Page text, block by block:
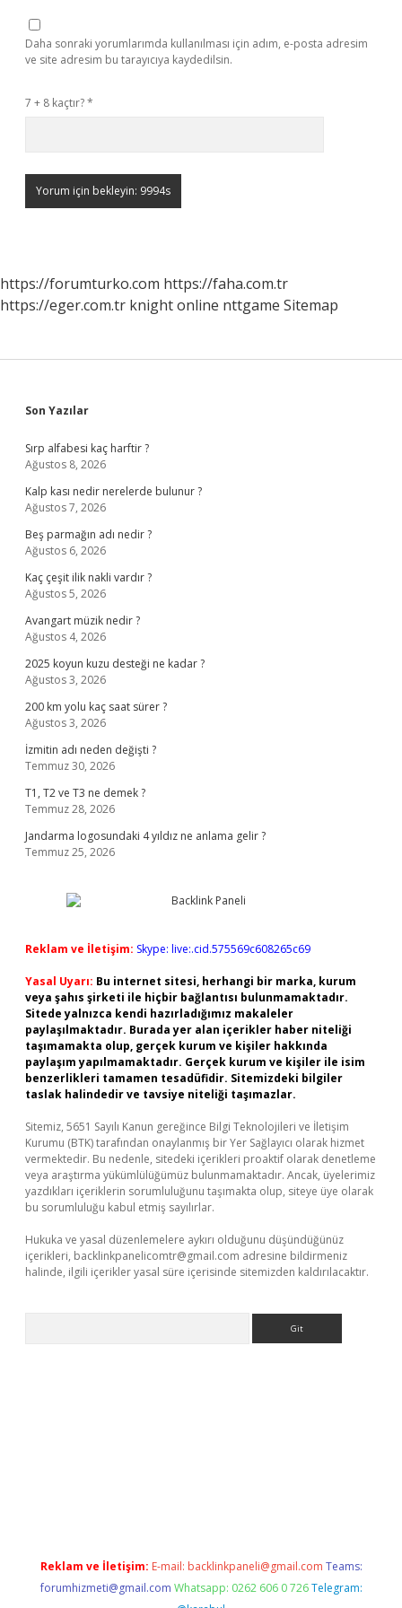
Daha sonraki yorumlarımda kullanılması için adım, e-posta adresim
ve site adresim bu tarayıcıya kaydedilsin.
7 + 8 kaçtır?*
https://forumturko.com https://faha.com.tr
https://eger.com.tr knight online nttgame Sitemap
Sidebar
Son Yazılar
Sırp alfabesi kaç harftir ?
Ağustos 8, 2026
Kalp kası nedir nerelerde bulunur ?
Ağustos 7, 2026
Beş parmağın adı nedir ?
Ağustos 6, 2026
Kaç çeşit ilik nakli vardır ?
Ağustos 5, 2026
Avangart müzik nedir ?
Ağustos 4, 2026
2025 koyun kuzu desteği ne kadar ?
Ağustos 3, 2026
200 km yolu kaç saat sürer ?
Ağustos 3, 2026
İzmitin adı neden değişti ?
Temmuz 30, 2026
T1, T2 ve T3 ne demek ?
Temmuz 28, 2026
Jandarma logosundaki 4 yıldız ne anlama gelir ?
Temmuz 25, 2026
Reklam ve İletişim: Skype: live:.cid.575569c608265c69
Yasal Uyarı: Bu internet sitesi, herhangi bir marka, kurum
veya şahıs şirketi ile hiçbir bağlantısı bulunmamaktadır.
Sitede yalnızca kendi hazırladığımız makaleler
paylaşılmaktadır. Burada yer alan içerikler haber niteliği
taşımamakta olup, gerçek kurum ve kişiler hakkında
paylaşım yapılmamaktadır. Gerçek kurum ve kişiler ile isim
benzerlikleri tamamen tesadüfidir. Sitemizdeki bilgiler
taslak halindedir ve tavsiye niteliği taşımazlar.
Sitemiz, 5651 Sayılı Kanun gereğince Bilgi Teknolojileri ve İletişim
Kurumu (BTK) tarafından onaylanmış bir Yer Sağlayıcı olarak hizmet
vermektedir. Bu nedenle, sitedeki içerikleri proaktif olarak denetleme
veya araştırma yükümlülüğümüz bulunmamaktadır. Ancak, üyelerimiz
yazdıkları içeriklerin sorumluluğunu taşımakta olup, siteye üye olarak
bu sorumluluğu kabul etmiş sayılırlar.
Hukuka ve yasal düzenlemelere aykırı olduğunu düşündüğünüz
içerikleri, backlinkpanelicomtr@gmail.com adresine bildirmeniz
halinde, ilgili içerikler yasal süre içerisinde sitemizden kaldırılacaktır.
Reklam ve İletişim: E-mail: backlinkpaneli@gmail.com Teams:
forumhizmeti@gmail.com Whatsapp: 0262 606 0 726 Telegram: